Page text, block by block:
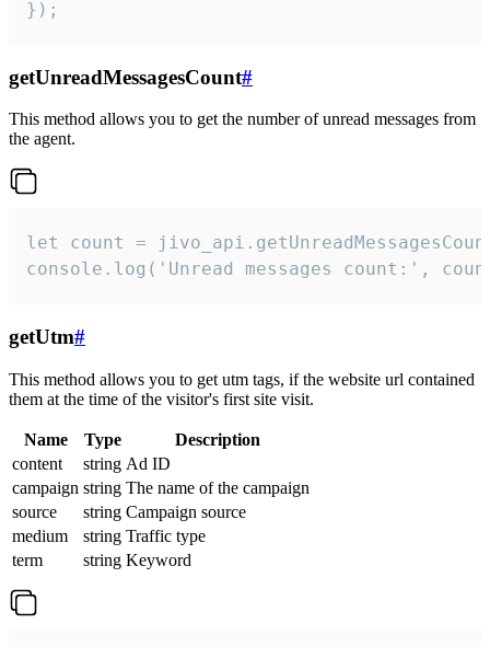
});
getUnreadMessagesCount#
This method allows you to get the number of unread messages from
the agent.
let count =
console.log('Unread messages count:',
getUtm#
This method allows you to get utm tags, if the website url contained
them at the time of the visitor's first site visit.
Name Type
Description
content
string Ad ID
campaign string The name of the campaign
source
string Campaign source
medium
string Traffic type
term
string Keyword